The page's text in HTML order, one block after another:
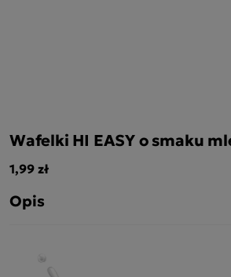
Wafelki HI EASY o smaku
1,99 zł
Opis